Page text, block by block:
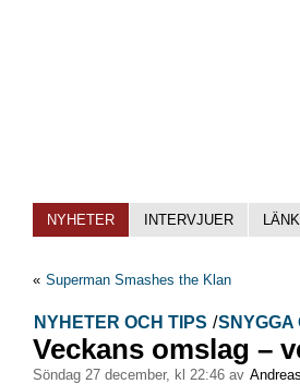
NYHETER INTERVJUER
« Superman Smashes the Klan
NYHETER OCH TIPS /SNYGGA
Veckans omslag –
söndag 27 december, kl 22:46 av Andreas